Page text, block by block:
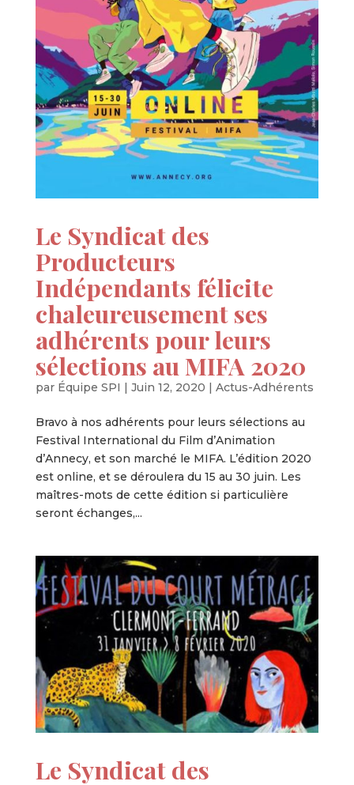
Le Syndicat des
Producteurs
Indépendants félicite
chaleureusement ses
adhérents pour leurs
sélections au MIFA 2020
par Équipe SPI | Juin 12, 2020 | Actus-Adhérents
Bravo à nos adhérents pour leurs sélections au
Festival International du Film d’Animation
d’Annecy, et son marché le MIFA. L’édition 2020
est online, et se déroulera du 15 au 30 juin. Les
maîtres-mots de cette édition si particulière
seront échanges,...
Le Syndicat des